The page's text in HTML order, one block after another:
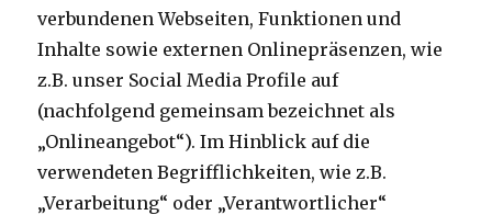
verbundenen Webseiten, Funktionen und
Inhalte sowie externen Onlinepräsenzen, wie
z.B. unser Social Media Profile auf
(nachfolgend gemeinsam bezeichnet als
„Onlineangebot“). Im Hinblick auf die
verwendeten Begrifflichkeiten, wie z.B.
„Verarbeitung“ oder „Verantwortlicher“